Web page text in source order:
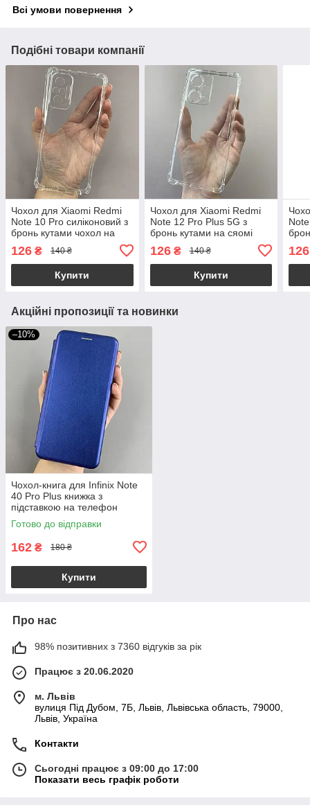
Всі умови повернення
Подібні товари компанії
Чохол для Xiaomi Redmi
Note 10 Pro силіконовий з
бронь кутами чохол на
телефон сяомі редмі нот
10 про прозорий ttp
126 ₴ 140 ₴
Купити
Чохол для Xiaomi Redmi
Note 12 Pro Plus 5G з
бронь кутами на сяомі
редмі нот 12 про плюс 5г
прозорий ttp
126₴ 140 ₴
Купити
9
126
Акційні пропозиції та новинки
–10%
Чохол-книга для Infinix Note
40 Pro Plus книжка з
підставкою на телефон
інфінікс нот 40 про плюс
синя stn
Готово до відправки
162 ₴ 180 ₴
Купити
Про нас
98% позитивних з 7360 відгуків за рік
Працює з 20.06.2020
м. Львів
вулиця Під Дубом, 7Б, Львів, Львівська область, 79000,
Львів, Україна
Контакти
Сьогодні працює з 09:00 до 17:00
Показати весь графік роботи